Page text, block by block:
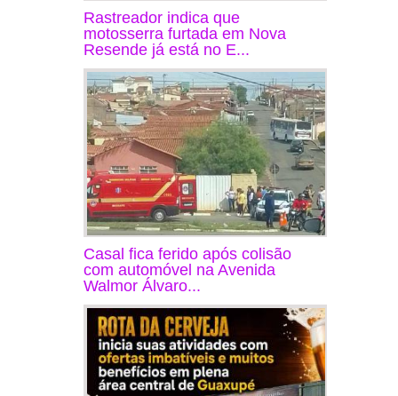
Rastreador indica que
motosserra furtada em Nova
Resende já está no E...
Casal fica ferido após colisão
com automóvel na Avenida
Walmor Álvaro...